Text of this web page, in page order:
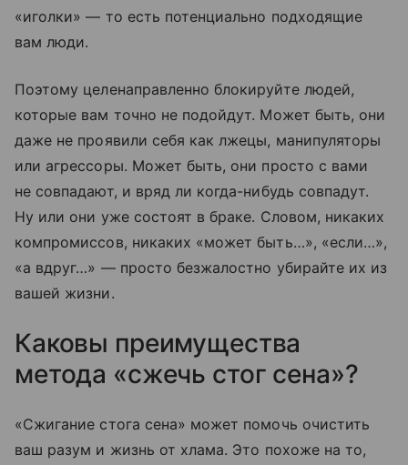
«иголки» — то есть потенциально подходящие
вам люди.
Поэтому целенаправленно блокируйте людей,
которые вам точно не подойдут. Может быть, они
даже не проявили себя как лжецы, манипуляторы
или агрессоры. Может быть, они просто с вами
не совпадают, и вряд ли когда-нибудь совпадут.
Ну или они уже состоят в браке. Словом, никаких
компромиссов, никаких «может быть…», «если…»,
«а вдруг…» — просто безжалостно убирайте их из
вашей жизни.
Каковы преимущества
метода «сжечь стог сена»?
«Сжигание стога сена» может помочь очистить
ваш разум и жизнь от хлама. Это похоже на то,